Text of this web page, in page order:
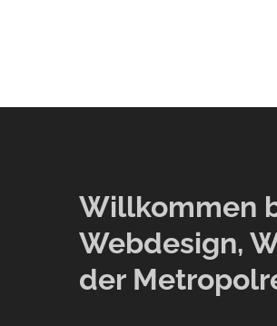
Willkommen
Webdesign,
der